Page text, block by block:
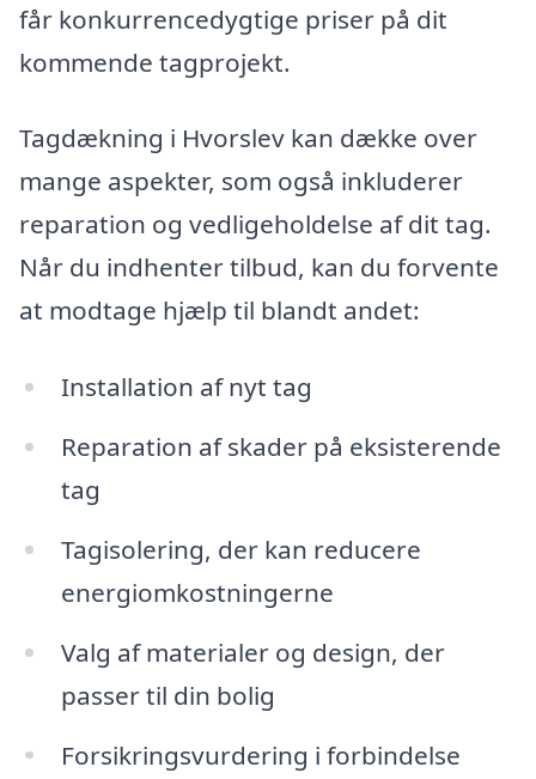
får konkurrencedygtige priser på dit
kommende tagprojekt.
Tagdækning i Hvorslev kan dække over
mange aspekter, som også inkluderer
reparation og vedligeholdelse af dit tag.
Når du indhenter tilbud, kan du forvente
at modtage hjælp til blandt andet:
Installation af nyt tag
Reparation af skader på eksisterende
tag
Tagisolering, der kan reducere
energiomkostningerne
Valg af materialer og design, der
passer til din bolig
Forsikringsvurdering i forbindelse